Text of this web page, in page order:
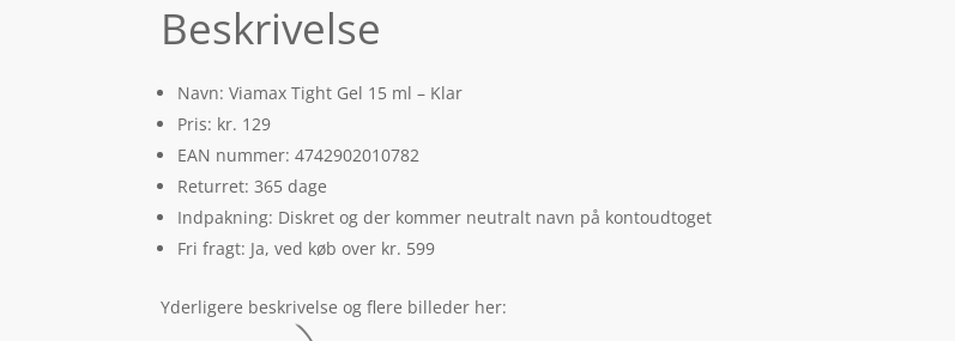
Beskrivelse
Navn: Viamax Tight Gel 15 ml – Klar
Pris: kr. 129
EAN nummer: 4742902010782
Returret: 365 dage
Indpakning: Diskret og der kommer neutralt navn på kontoudtoget
Fri fragt: Ja, ved køb over kr. 599
Yderligere beskrivelse og flere billeder her: